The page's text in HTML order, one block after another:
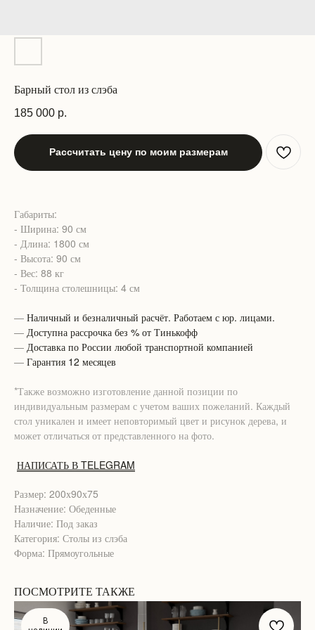
Барный стол из слэба
185 000 р.
Рассчитать цену по моим размерам
Габариты:
- Ширина: 90 см
- Длина: 1800 см
- Высота: 90 см
- Вес: 88 кг
- Толщина столешницы: 4 см
— Наличный и безналичный расчёт. Работаем с юр. лицами.
— Доступна рассрочка без % от Тинькофф
— Доставка по России любой транспортной компанией
— Гарантия 12 месяцев
*Также возможно изготовление данной позиции по
индивидуальным размерам с учетом ваших пожеланий. Каждый
стол уникален и имеет неповторимый цвет и рисунок дерева, и
может отличаться от представленного на фото.
НАПИСАТЬ В TELEGRAM
Размер: 200х90х75
Назначение: Обеденные
Наличие: Под заказ
Категория: Столы из слэба
Форма: Прямоугольные
ПОСМОТРИТЕ ТАКЖЕ
В